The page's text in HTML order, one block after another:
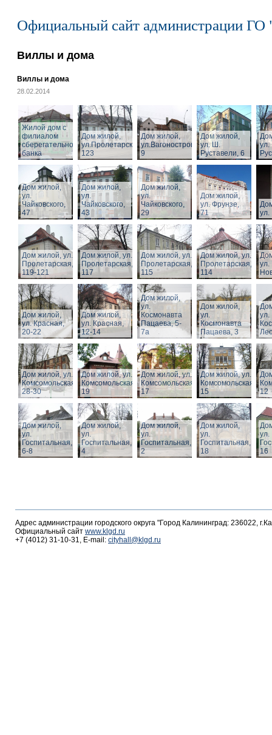
Официальный сайт администрации ГО
Виллы и дома
Виллы и дома
28.02.2014
Жилой дом с
филиалом
сберегательного
банка
Дом жилой,
ул.Пролетарская,
123
Дом жилой,
ул.Вагоностроительная,
9
Дом жилой,
ул. Ш.
Руставели, 6
Дом жилой,
ул.
Чайковского,
47
Дом жилой,
ул.
Чайковского,
43
Дом жилой,
ул.
Чайковского,
29
Дом жилой,
ул. Фрунзе,
71
ул.
Дом жилой, ул.
Пролетарская,
119-121
Дом жилой, ул.
Пролетарская,
117
Дом жилой, ул.
Пролетарская,
115
Дом жилой, ул.
Пролетарская,
114
Дом жилой,
ул. Красная,
20-22
Дом жилой,
ул. Красная,
12-14
Дом жилой,
ул.
Космонавта
Пацаева, 5-
7а
Дом жилой,
ул.
Космонавта
Пацаева, 3
ул.
Дом жилой, ул.
Комсомольская,
28-30
Дом жилой, ул.
Комсомольская,
19
Дом жилой, ул.
Комсомольская,
17
Дом жилой, ул.
Комсомольская,
15
12
Дом жилой,
ул.
Госпитальная,
6-8
Дом жилой,
ул.
Госпитальная,
4
Дом жилой,
ул.
Госпитальная,
2
Дом жилой,
ул.
Госпитальная,
18
ул.
16
Адрес администрации городского округа "Город Калининград: 236022,
Официальный сайт www.klgd.ru
+7 (4012) 31-10-31, E-mail: cityhall@klgd.ru